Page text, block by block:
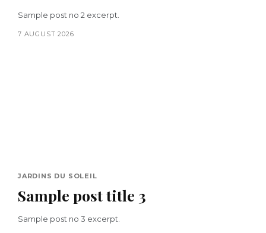
Sample post no 2 excerpt.
7 AUGUST 2026
JARDINS DU SOLEIL
Sample post title 3
Sample post no 3 excerpt.